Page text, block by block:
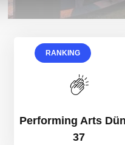
RANKING
Performing Arts
37